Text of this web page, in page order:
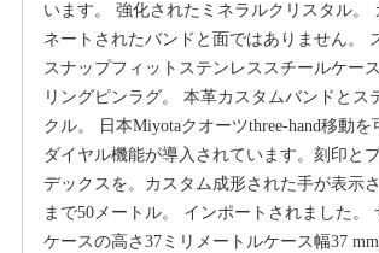
One
Size
Navy/Rose
Gold
います。 強化されたミネラルクリスタル。
ネートされたバンドと面ではありません。
スナップフィットステンレススチールケー
リングピンラグ。 本革カスタムバンドとス
クル。 日本Miyotaクオーツthree-hand移動を
ダイヤル機能が導入されています。刻印と
デックスを。カスタム成形された手が表示
まで50メートル。 インポートされました。
ケースの高さ37ミリメートルケース幅37